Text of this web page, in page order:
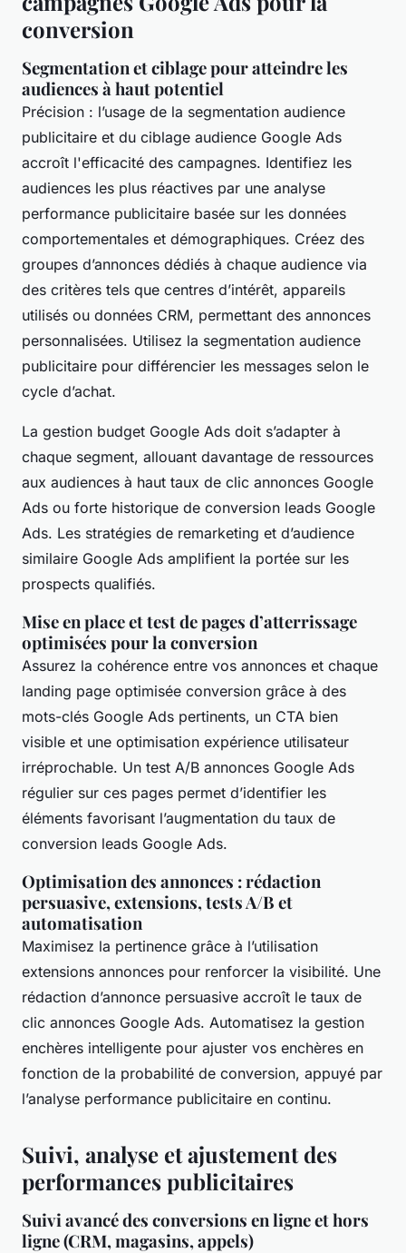
conversion
Segmentation et ciblage pour atteindre les
audiences à haut potentiel
Précision : l’usage de la segmentation audience
publicitaire et du ciblage audience Google Ads
accroît l'efficacité des campagnes. Identifiez les
audiences les plus réactives par une analyse
performance publicitaire basée sur les données
comportementales et démographiques. Créez des
groupes d’annonces dédiés à chaque audience via
des critères tels que centres d’intérêt, appareils
utilisés ou données CRM, permettant des annonces
personnalisées. Utilisez la segmentation audience
publicitaire pour différencier les messages selon le
cycle d’achat.
La gestion budget Google Ads doit s’adapter à
chaque segment, allouant davantage de ressources
aux audiences à haut taux de clic annonces Google
Ads ou forte historique de conversion leads Google
Ads. Les stratégies de remarketing et d’audience
similaire Google Ads amplifient la portée sur les
prospects qualifiés.
Mise en place et test de pages d’atterrissage
optimisées pour la conversion
Assurez la cohérence entre vos annonces et chaque
landing page optimisée conversion grâce à des
mots-clés Google Ads pertinents, un CTA bien
visible et une optimisation expérience utilisateur
irréprochable. Un test A/B annonces Google Ads
régulier sur ces pages permet d’identifier les
éléments favorisant l’augmentation du taux de
conversion leads Google Ads.
Optimisation des annonces : rédaction
persuasive, extensions, tests A/B et
automatisation
Maximisez la pertinence grâce à l’utilisation
extensions annonces pour renforcer la visibilité. Une
rédaction d’annonce persuasive accroît le taux de
clic annonces Google Ads. Automatisez la gestion
enchères intelligente pour ajuster vos enchères en
fonction de la probabilité de conversion, appuyé par
l’analyse performance publicitaire en continu.
Suivi, analyse et ajustement des
performances publicitaires
Suivi avancé des conversions en ligne et hors
ligne (CRM, magasins, appels)